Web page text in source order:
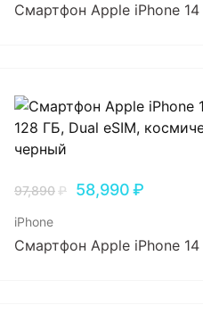
Смартфон Apple iPhone
97,890₽ 58,990₽
iPhone
Смартфон Apple iPhone